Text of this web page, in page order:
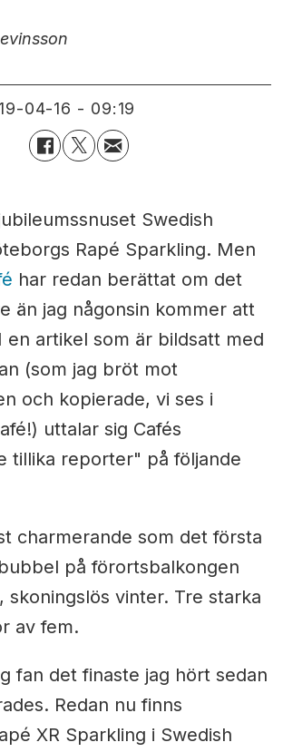
04-16 - 09:19
Swedish
Rapé Sparkling. Men
har redan berättat om det
än jag någonsin kommer att
en artikel som är bildsatt med
(som jag bröt mot
och kopierade, vi ses i
uttalar sig Cafés
tillika reporter" på följande
charmerande som det första
på förortsbalkongen
skoningslös vinter. Tre starka
av fem.
fan det finaste jag hört sedan
Redan nu finns
XR Sparkling i Swedish